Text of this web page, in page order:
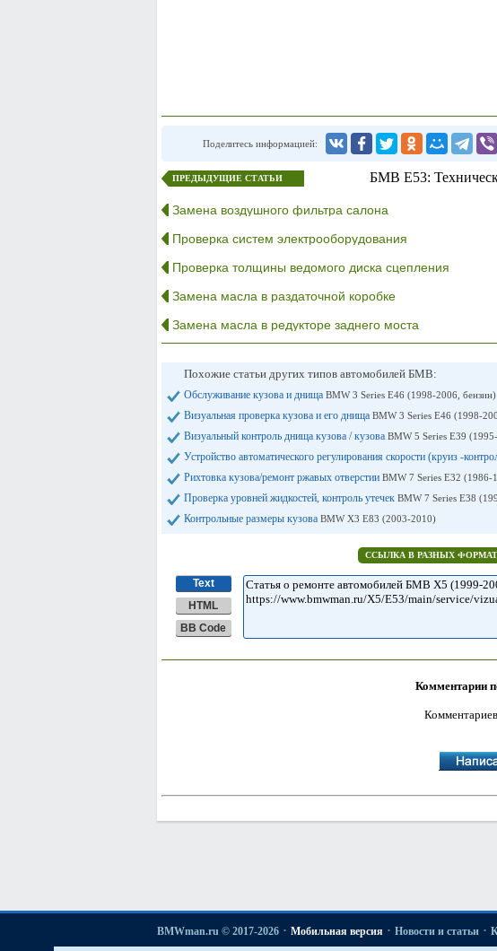
Поделитесь информацией:
ПРЕДЫДУЩИЕ СТАТЬИ БМВ E53:
Замена воздушного фильтра салона
Проверка систем электрооборудования
Проверка толщины ведомого диска сцепления
Замена масла в раздаточной коробке
Замена масла в редукторе заднего моста
Похожие статьи других типов автомобилей БМВ:
Обслуживание кузова и днища BMW 3 Series E46 (1998-2006, бензин)
Визуальная проверка кузова и его днища BMW 3 Series E46 (1998-
Визуальный контроль днища кузова / кузова BMW 5 Series E39
Устройство автоматического регулирования скорости (круиз -
Рихтовка кузова/ремонт ржавых отверстии BMW 7 Series E32 (1986-
Проверка уровней жидкостей, контроль утечек BMW 7 Series E38
Контрольные размеры кузова BMW X3 E83 (2003-2010)
ССЫЛКА В РАЗНЫХ
Text
HTML
BB Code
Комментарии
BMWman.ru © 2017-2026· Мобильная версия · Новости и статьи·